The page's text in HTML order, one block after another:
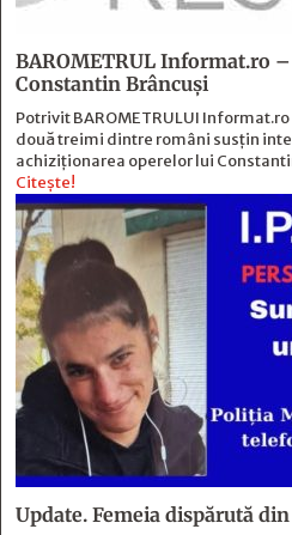
BAROMETRUL Informat.ro –
Constantin Brâncuși
Potrivit BAROMETRULUI
două treimi dintre români susțin
achiziționarea operelor lui
Citește!
Update. Femeia dispărută